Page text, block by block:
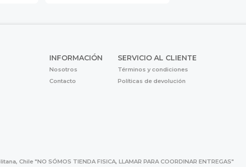
INFORMACIÓN
Nosotros
Contacto
SERVICIO AL CLIENTE
Términos y condiciones
Políticas de devolución
Chile "NO SÓMOS TIENDA FISICA, LLAMAR PARA COORDINAR ENTREGAS"